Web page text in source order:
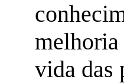
vida das